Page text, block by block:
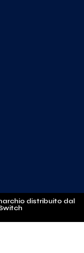
distribuito dal